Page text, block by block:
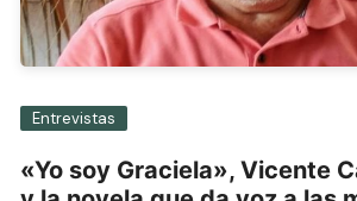
Entrevistas
«Yo soy Graciela», Vicente